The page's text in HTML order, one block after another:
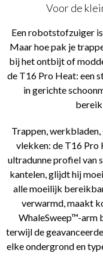
Voor de
Een robotstofzuiger
Maar hoe pak je
bij het ontbijt of
de T16 Pro Heat: een
in gerichte
Trappen,
vlekken: de T16 Pro
ultradunne profiel van
kantelen, glijdt hij
alle moeilijk
verwarmd, maakt
WhaleSweep™-arm
terwijl de
elke ondergrond en